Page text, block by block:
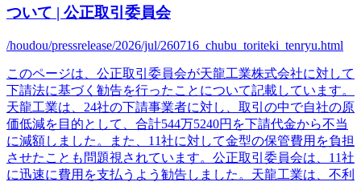
ついて | 公正取引委員会
/houdou/pressrelease/2026/jul/260716_chubu_toriteki_tenryu.html
このページは、公正取引委員会が天龍工業株式会社に対して
下請法に基づく勧告を行ったことについて記載しています。
天龍工業は、24社の下請事業者に対し、取引の中で自社の原
価低減を目的として、合計544万5240円を下請代金から不当
に減額しました。また、11社に対して金型の保管費用を負担
させたことも問題視されています。公正取引委員会は、11社
に迅速に費用を支払うよう勧告しました。天龍工業は、不利